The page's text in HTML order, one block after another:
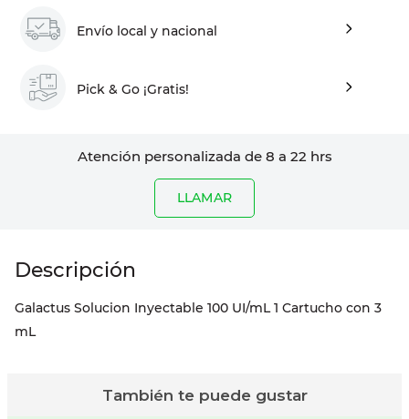
Envío local y nacional
Pick & Go ¡Gratis!
Atención personalizada de 8 a 22 hrs
LLAMAR
Galactus Solucion Inyectable 100 UI/mL 1 Cartucho con 3
mL